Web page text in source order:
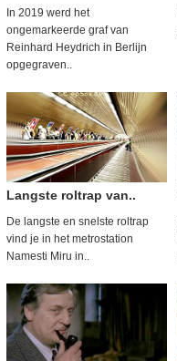
In 2019 werd het
ongemarkeerde graf van
Reinhard Heydrich in Berlijn
opgegraven..
Langste roltrap van..
De langste en snelste roltrap
vind je in het metrostation
Namesti Miru in..